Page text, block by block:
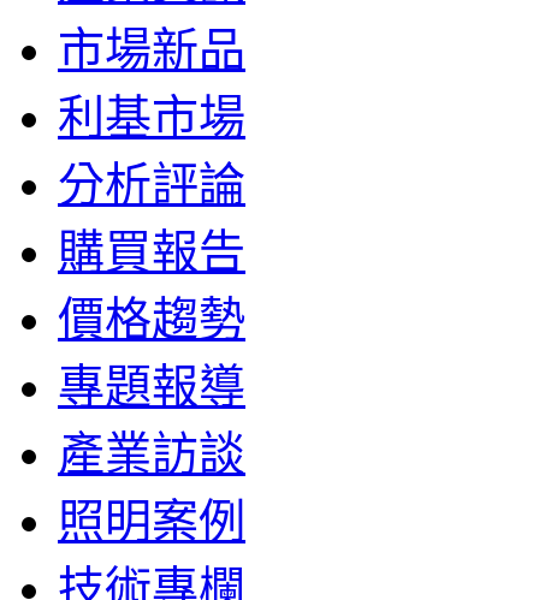
市場新品
利基市場
分析評論
購買報告
價格趨勢
專題報導
產業訪談
照明案例
技術專欄